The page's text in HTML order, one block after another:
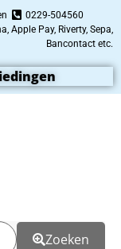
0229-504560
Apple Pay, Riverty, Sepa,
Bancontact etc.
Zoeken